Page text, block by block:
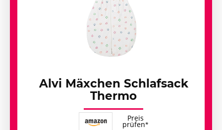
Alvi Mäxchen Schlafsack
Thermo
Preis
prüfen